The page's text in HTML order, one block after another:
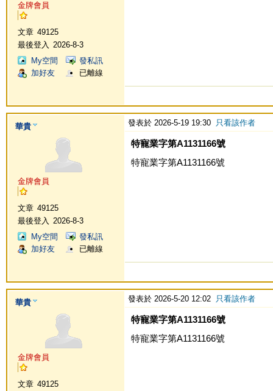
金牌會員
文章 49125
最後登入
2026-8-3
My空間
發私訊
加好友
已離線
華貴
金牌會員
文章 49125
最後登入
2026-8-3
My空間
發私訊
加好友
已離線
發表於 2026-5-19 19:30 只看該作者
特寵業字第A1131166號
特寵業字第A1131166號
華貴
金牌會員
文章 49125
發表於 2026-5-20 12:02 只看該作者
特寵業字第A1131166號
特寵業字第A1131166號